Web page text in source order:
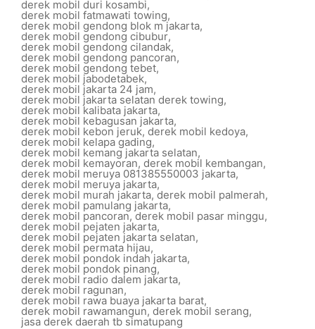
derek mobil duri kosambi,
derek mobil fatmawati towing,
derek mobil gendong blok m jakarta,
derek mobil gendong cibubur,
derek mobil gendong cilandak,
derek mobil gendong pancoran,
derek mobil gendong tebet,
derek mobil jabodetabek,
derek mobil jakarta 24 jam,
derek mobil jakarta selatan derek towing,
derek mobil kalibata jakarta,
derek mobil kebagusan jakarta,
derek mobil kebon jeruk, derek mobil kedoya,
derek mobil kelapa gading,
derek mobil kemang jakarta selatan,
derek mobil kemayoran, derek mobil kembangan,
derek mobil meruya 081385550003 jakarta,
derek mobil meruya jakarta,
derek mobil murah jakarta, derek mobil palmerah,
derek mobil pamulang jakarta,
derek mobil pancoran,derek mobil pasar minggu,
derek mobil pejaten jakarta,
derek mobil pejaten jakarta selatan,
derek mobil permata hijau,
derek mobil pondok indah jakarta,
derek mobil pondok pinang,
derek mobil radio dalem jakarta,
derek mobil ragunan,
derek mobil rawa buaya jakarta barat,
derek mobil rawamangun, derek mobil serang,
jasa derek daerah tb simatupang